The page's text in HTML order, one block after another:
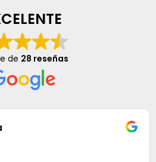
de 28 reseñas